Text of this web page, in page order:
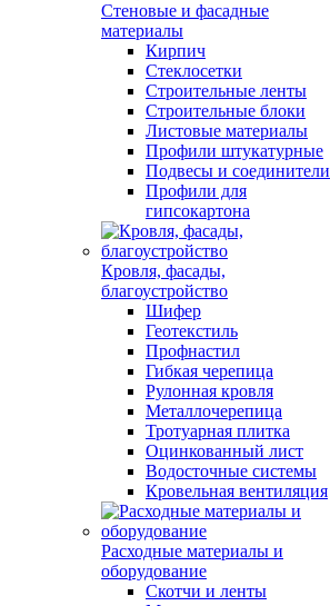
Стеновые и фасадные
материалы
Кирпич
Стеклосетки
Строительные ленты
Строительные блоки
Листовые материалы
Профили штукатурные
Подвесы и соединители
Профили для
гипсокартона
Кровля, фасады,
благоустройство
Шифер
Геотекстиль
Профнастил
Гибкая черепица
Рулонная кровля
Металлочерепица
Тротуарная плитка
Оцинкованный лист
Водосточные системы
Кровельная вентиляция
Расходные материалы и
оборудование
Скотчи и ленты